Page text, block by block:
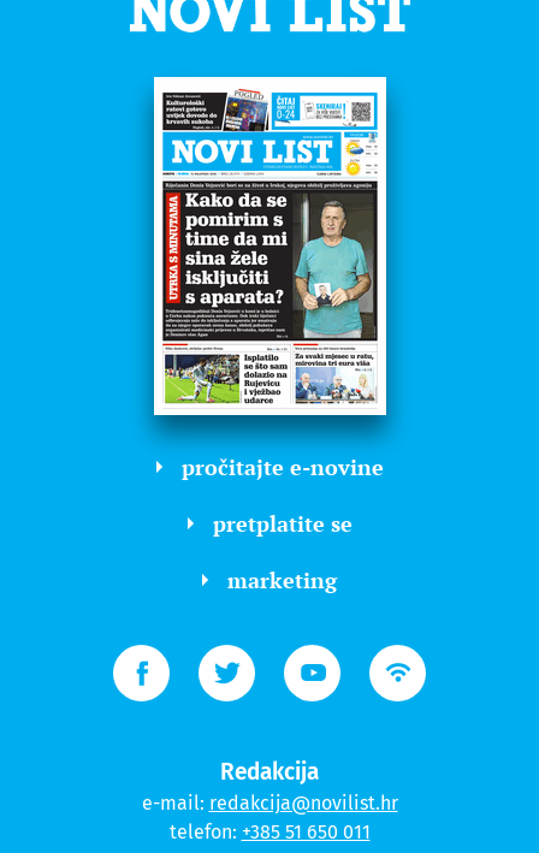
pročitajte e-novine
pretplatite se
marketing
Redakcija
e-mail: redakcija@novilist.hr
telefon: +385 51 650 011